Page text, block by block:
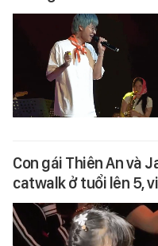
Con gái Thiên An và
catwalk ở tuổi lên 5,